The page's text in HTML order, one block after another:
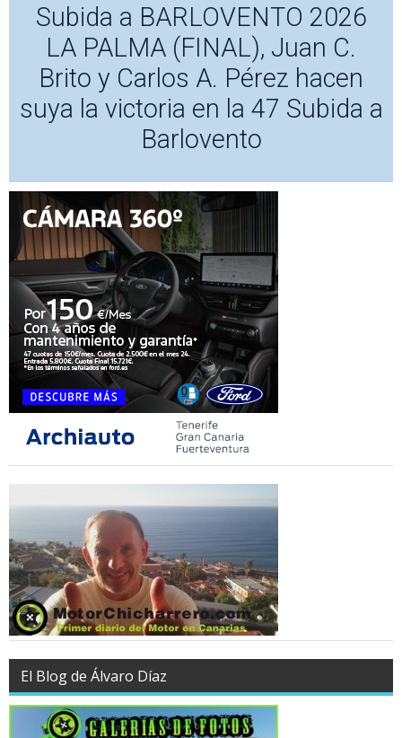
Subida a BARLOVENTO 2026
LA PALMA (FINAL), Juan C.
Brito y Carlos A. Pérez hacen
suya la victoria en la 47 Subida a
Barlovento
El Blog de Álvaro Díaz